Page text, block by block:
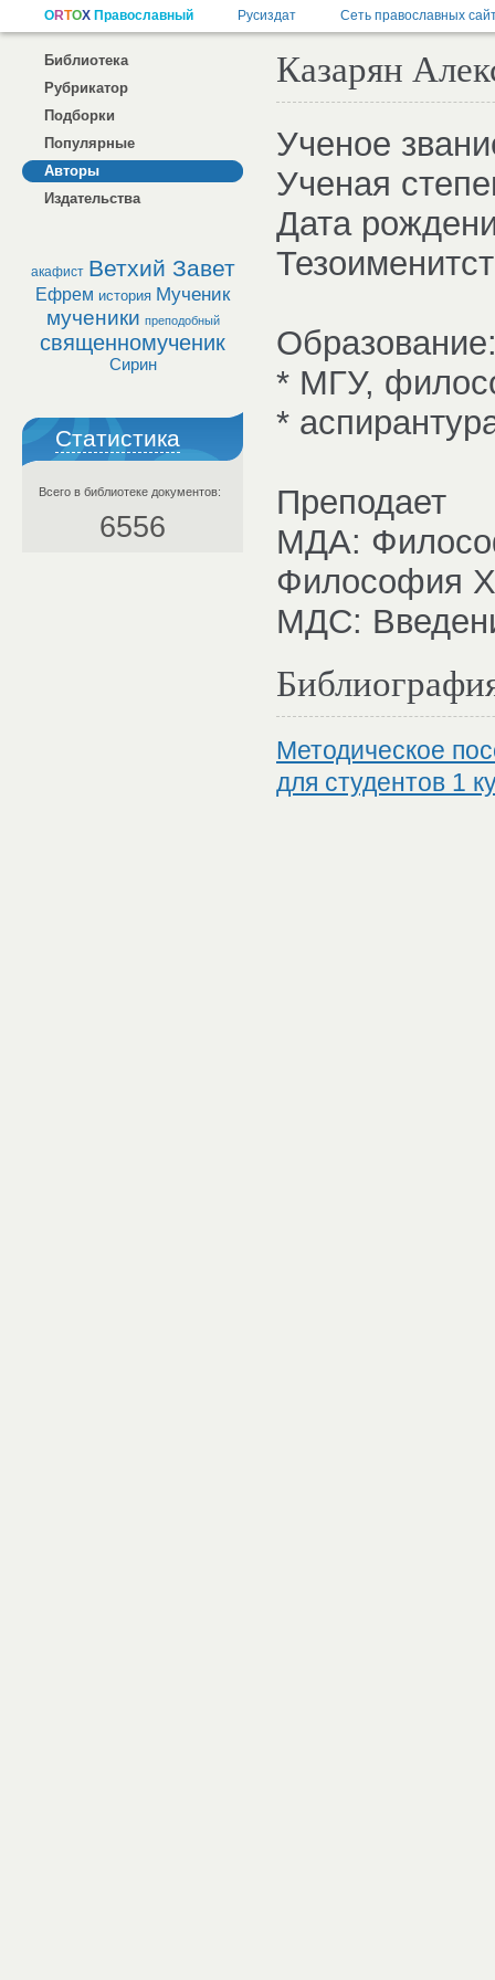
Библиотека
Рубрикатор
Подборки
Популярные
Авторы
Издательства
акафист Ветхий Завет
Ефрем история Мученик
мученики преподобный
священномученик
Сирин
Статистика
Всего в библиотеке документов:
6556
Казарян
Ученое
Ученая
Дата
* МГУ,
*
Преподает
МДА:
Философия
МДС:
Методическое
для студентов 1